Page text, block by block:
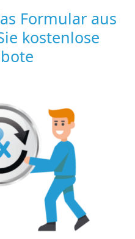
Formular aus
kostenlose